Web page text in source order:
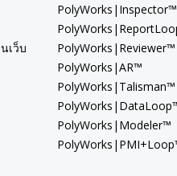
เว็บ
PolyWorks|Inspector™
PolyWorks|Reviewer™
PolyWorks|AR™
PolyWorks|Talisman™
PolyWorks|Modeler™